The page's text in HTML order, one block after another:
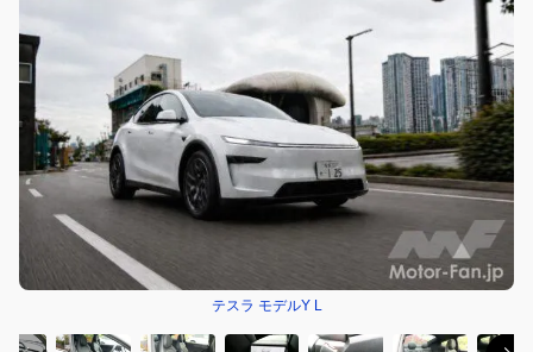
テスラ モデルY L